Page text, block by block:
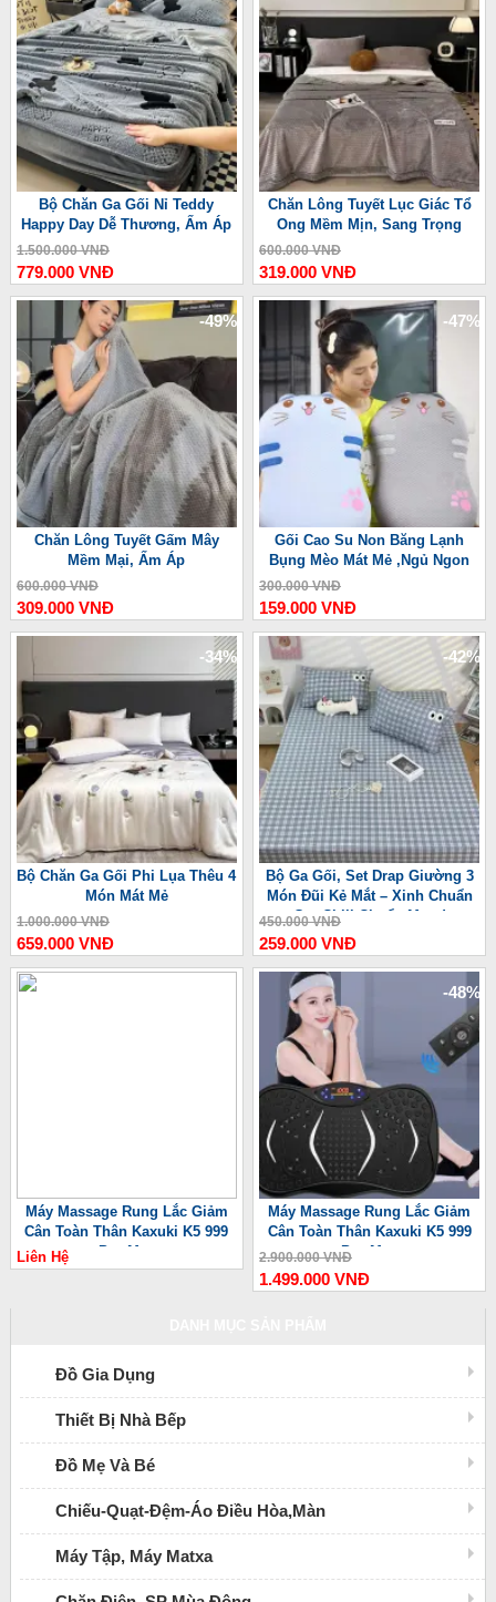
Bộ Chăn Ga Gối Nỉ Teddy
Happy Day Dễ Thương, Ấm Áp
1.500.000 VNĐ
779.000 VNĐ
Chăn Lông Tuyết Lục Giác Tổ
Ong Mềm Mịn, Sang Trọng
600.000 VNĐ
319.000 VNĐ
-49%
Chăn Lông Tuyết Gấm Mây
Mềm Mại, Ấm Áp
600.000 VNĐ
309.000 VNĐ
-47%
Gối Cao Su Non Băng Lạnh
Bụng Mèo Mát Mẻ ,Ngủ Ngon
300.000 VNĐ
159.000 VNĐ
-34%
Bộ Chăn Ga Gối Phi Lụa Thêu 4
Món Mát Mẻ
1.000.000 VNĐ
659.000 VNĐ
-42%
Bộ Ga Gối, Set Drap Giường 3
Món Đũi Kẻ Mắt – Xinh Chuẩn
Gu, Chill Chuẩn Mood
450.000 VNĐ
259.000 VNĐ
Máy Massage Rung Lắc Giảm
Cân Toàn Thân Kaxuki K5 999
Pro Max
Liên Hệ
-48%
Máy Massage Rung Lắc Giảm
Cân Toàn Thân Kaxuki K5 999
Pro Max
2.900.000 VNĐ
1.499.000 VNĐ
Đồ Gia Dụng
Thiết Bị Nhà Bếp
Đồ Mẹ Và Bé
Chiếu-Quạt-Đệm-Áo Điều Hòa,Màn
Máy Tập, Máy Matxa